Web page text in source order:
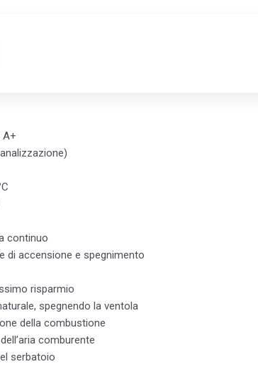
A+
continuo
di accensione e spegnimento
risparmio
spegnendo la ventola
della combustione
comburente
serbatoio